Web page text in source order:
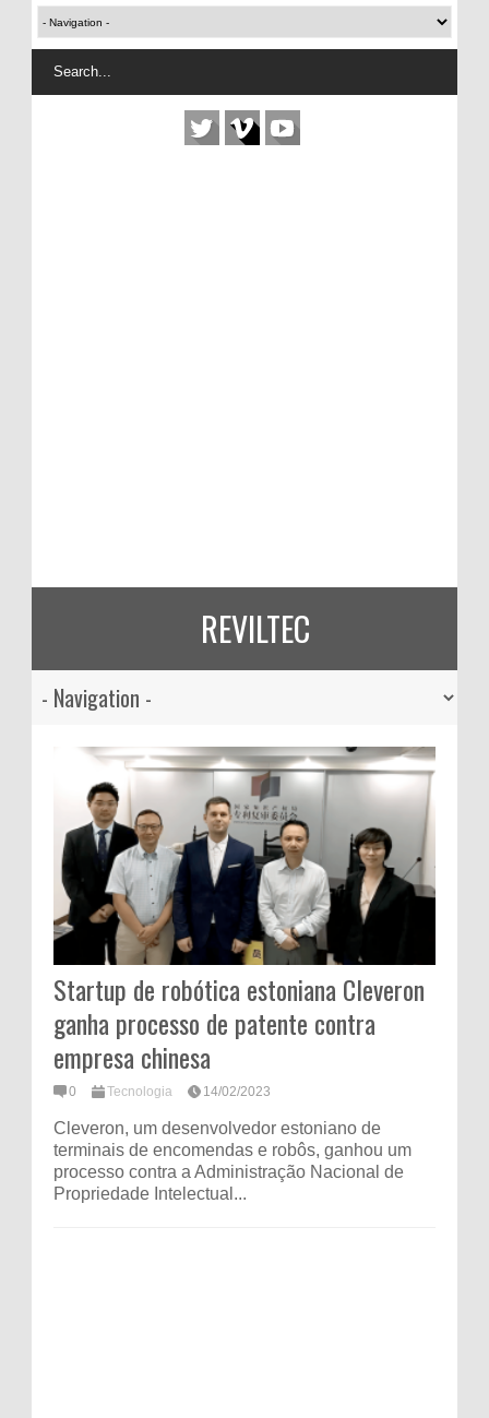
REVILTEC
Startup de robótica estoniana Cleveron
ganha processo de patente contra
empresa chinesa
0 Tecnologia 14/02/2023
Cleveron, um desenvolvedor estoniano de
terminais de encomendas e robôs, ganhou um
processo contra a Administração Nacional de
Propriedade Intelectual...